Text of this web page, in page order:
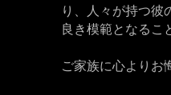
り、人々が持つ彼
良き模範となるこ
ご家族に心よりお